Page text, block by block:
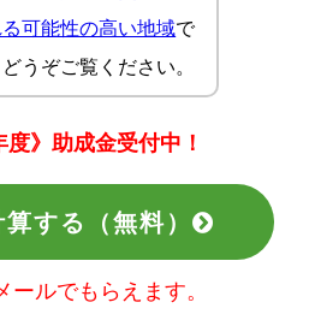
可能性の高い地域で
うぞご覧ください。
度》助成金受付中！
する（無料）
ールでもらえます。